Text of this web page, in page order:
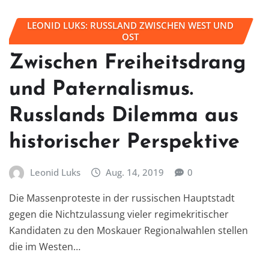
LEONID LUKS: RUSSLAND ZWISCHEN WEST UND
OST
Zwischen Freiheitsdrang
und Paternalismus.
Russlands Dilemma aus
historischer Perspektive
Leonid Luks Aug. 14, 2019 0
Die Massenproteste in der russischen Hauptstadt
gegen die Nichtzulassung vieler regimekritischer
Kandidaten zu den Moskauer Regionalwahlen stellen
die im Westen…